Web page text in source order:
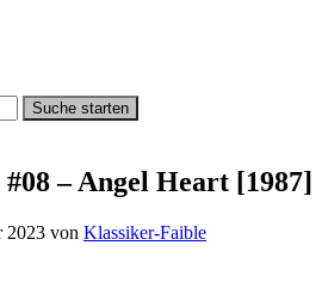
Suche starten
– Angel Heart [1987]
2023 von Klassiker-Faible